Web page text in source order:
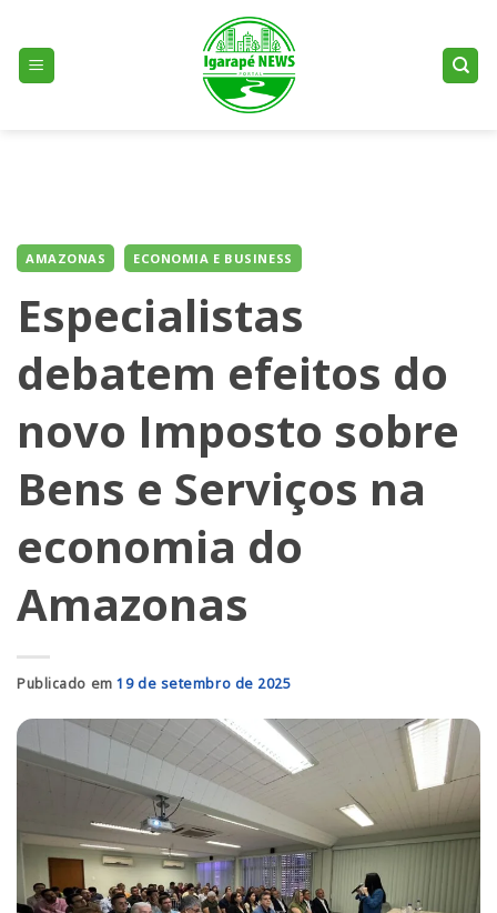
content
AMAZONAS ECONOMIA E BUSINESS
Especialistas
debatem efeitos do
novo Imposto sobre
Bens e Serviços na
economia do
Amazonas
Publicado em19 de setembro de 2025